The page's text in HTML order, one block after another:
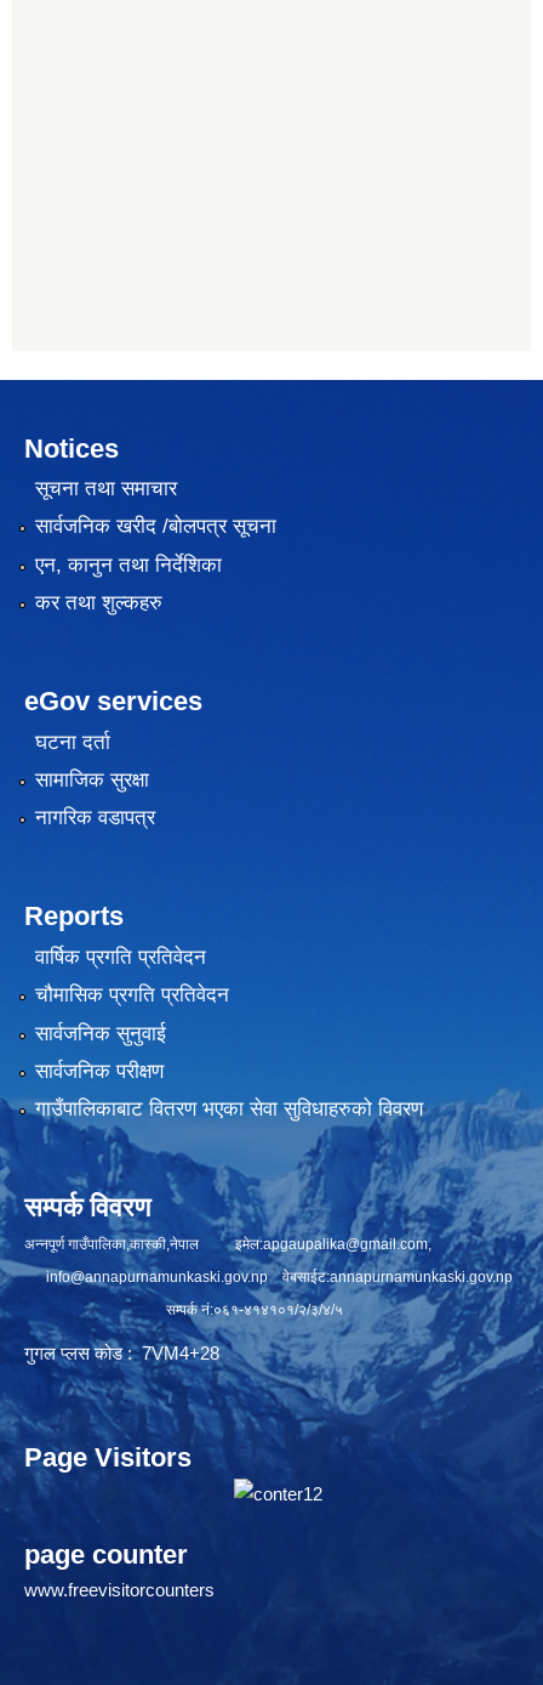
Notices
सूचना तथा समाचार
सार्वजनिक खरीद /बोलपत्र सूचना
एन, कानुन तथा निर्देशिका
कर तथा शुल्कहरु
eGov services
घटना दर्ता
सामाजिक सुरक्षा
नागरिक वडापत्र
Reports
वार्षिक प्रगति प्रतिवेदन
चौमासिक प्रगति प्रतिवेदन
सार्वजनिक सुनुवाई
सार्वजनिक परीक्षण
गाउँपालिकाबाट वितरण भएका सेवा सुविधाहरुको विवरण
सम्पर्क विवरण
अन्नपूर्ण गाउँपालिका,कास्की,नेपाल इमेल:apgaupalika@gmail.com,
info@annapurnamunkaski.gov.npवेबसाईट:annapurnamunkaski.gov.np
सम्पर्क नं:०६१-४१४१०१/२/३/४/५
गुगल प्लस कोड : 7VM4+28
Page Visitors
page counter
www.freevisitorcounters